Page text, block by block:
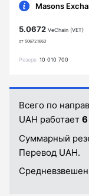
Masons
5.0672 VeChain (VET)
от 50672.1663
Резерв 10 010 700
Всего по
UAH работает 6
Суммарный
Перевод UAH.